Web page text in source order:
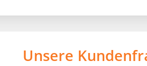
Unsere